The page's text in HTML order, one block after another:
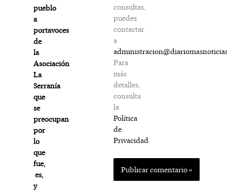
pueblo
a
portavoces
de
la
Asociación
La
Serranía
que
se
preocupan
por
lo
que
fue,
es,
y
consultas,
puedes
contactar
a
Para
más
detalles,
consulta
la
Política
de
Privacidad